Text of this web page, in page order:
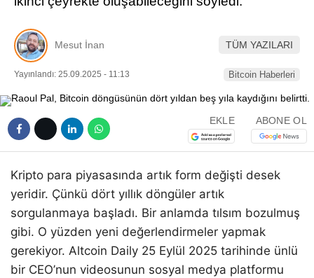
Mesut İnan TÜM YAZILARI
Yayınlandı: 25.09.2025 - 11:13 Bitcoin Haberleri
EKLE ABONE OL
Kripto para piyasasında artık form değişti desek
yeridir. Çünkü dört yıllık döngüler artık
sorgulanmaya başladı. Bir anlamda tılsım bozulmuş
gibi. O yüzden yeni değerlendirmeler yapmak
gerekiyor. Altcoin Daily 25 Eylül 2025 tarihinde ünlü
bir CEO’nun videosunun sosyal medya platformu